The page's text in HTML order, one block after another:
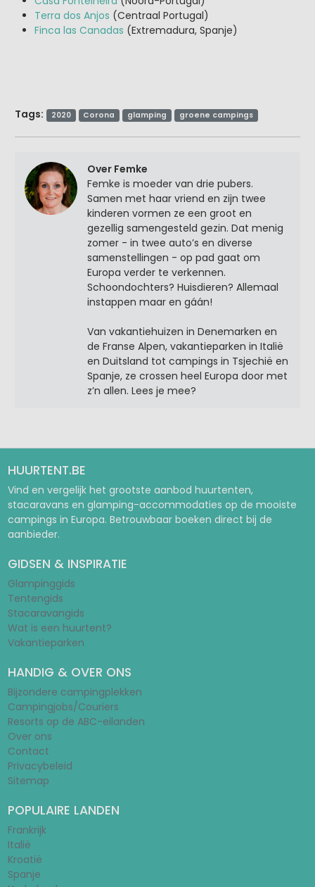
Terra dos Anjos (Centraal Portugal)
Finca las Canadas (Extremadura, Spanje)
Tags: 2020 Corona glamping groene campings
Over Femke
Femke is moeder van drie pubers.
Samen met haar vriend en zijn twee
kinderen vormen ze een groot en
gezellig samengesteld gezin. Dat menig
zomer - in twee auto’s en diverse
samenstellingen - op pad gaat om
Europa verder te verkennen.
Schoondochters? Huisdieren? Allemaal
instappen maar en gáán!
Van vakantiehuizen in Denemarken en
de Franse Alpen, vakantieparken in Italië
en Duitsland tot campings in Tsjechië en
Spanje, ze crossen heel Europa door met
z’n allen. Lees je mee?
HUURTENT.BE
Vind en vergelijk het grootste aanbod huurtenten,
stacaravans en glamping-accommodaties op de mooiste
campings in Europa. Betrouwbaar boeken direct bij de
aanbieder.
GIDSEN & INSPIRATIE
Glampinggids
Tentengids
Stacaravangids
Wat is een huurtent?
Vakantieparken
HANDIG & OVER ONS
Bijzondere campingplekken
Campingjobs/Couriers
Resorts op de ABC-eilanden
Over ons
Contact
Privacybeleid
Sitemap
POPULAIRE LANDEN
Frankrijk
Italië
Kroatië
Spanje